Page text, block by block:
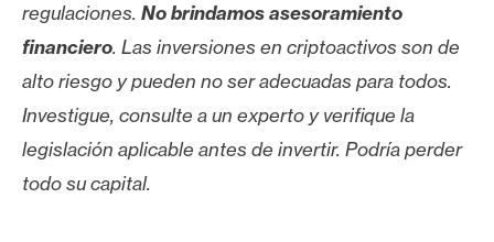
regulaciones. No brindamos asesoramiento
financiero. Las inversiones en criptoactivos son de
alto riesgo y pueden no ser adecuadas para todos.
Investigue, consulte a un experto y verifique la
legislación aplicable antes de invertir. Podría perder
todo su capital.